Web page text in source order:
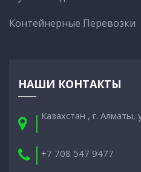
Контейнерные Перевозки
НАШИ КОНТАКТЫ
Казахстан , г.
+7 708 547 9477